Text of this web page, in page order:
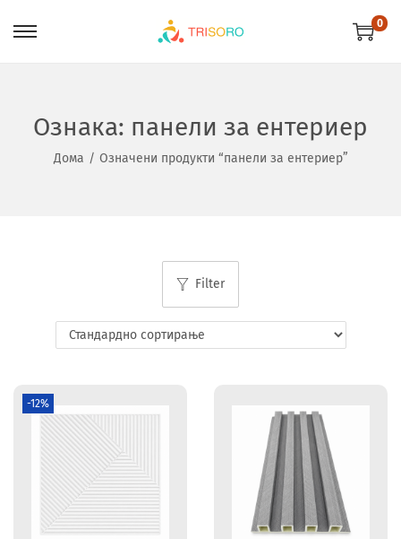
0
Ознака: панели за ентериер
Дома / Означени продукти “панели за ентериер”
Filter
-12%